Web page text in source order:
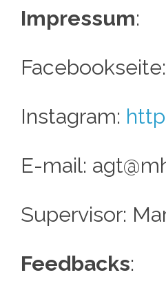
Impressum:
Facebookseite:
Instagram:
E-mail:
Supervisor:
Feedbacks: